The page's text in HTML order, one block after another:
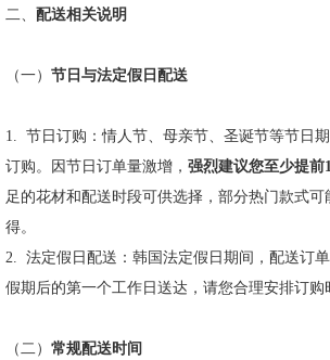
二、 配送相关说明
（一） 节日与法定假日配送
1. 节日订购：情人节、母亲节、圣诞节等节日
订购。因节日订单量激增， 强烈建议您至少提前
足的花材和配送时段可供选择，部分热门款式
得。
2. 法定假日配送：韩国法定假日期间，配送订
假期后的第一个工作日送达，请您合理安排订购
（二） 常规配送时间